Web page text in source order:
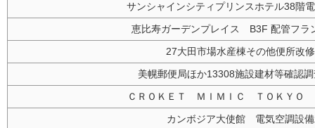
サンシャインシティプリンスホテル38階
恵比寿ガーデンプレイス B3F 配管フラ
27大田市場水産棟その他便所改
美幌郵便局ほか13308施設建材等確認
ＣＲＯＫＥＴ ＭＩＭＩＣ ＴＯＫＹＯ
カンボジア大使館 電気空調設